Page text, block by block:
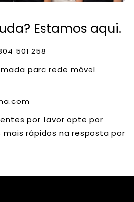
Estamos aqui.
501 258
para rede móvel
por favor opte por
mais rápidos na resposta por